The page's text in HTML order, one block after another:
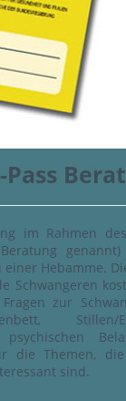
im Rahmen
Beratung
Hebamme.
Schwangeren
zur
Stillen/
psychischen
die Themen,
sind.